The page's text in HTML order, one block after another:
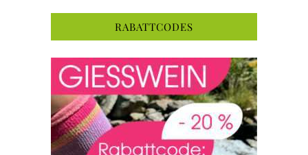
RABATTCODES